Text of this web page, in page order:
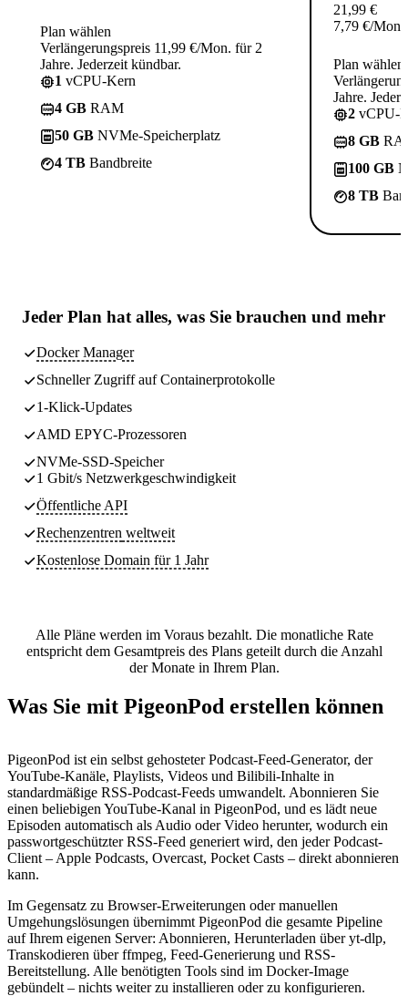
Plan wählen
Verlängerungspreis 11,99 €/Mon. für 2
Jahre. Jederzeit kündbar.
1 vCPU-Kern
4 GB RAM
50 GB NVMe-Speicherplatz
4 TB Bandbreite
21,99 €
7,79 €/Mon.
Plan wählen
Jahre.
2 vCPU-
8 GB
100 GB
8 TB
Jeder Plan hat alles, was Sie brauchen und mehr
Docker Manager
Schneller Zugriff auf Containerprotokolle
1-Klick-Updates
AMD EPYC-Prozessoren
NVMe-SSD-Speicher
1 Gbit/s Netzwerkgeschwindigkeit
Öffentliche API
Rechenzentren weltweit
Kostenlose Domain für 1 Jahr
Alle Pläne werden im Voraus bezahlt. Die monatliche Rate
entspricht dem Gesamtpreis des Plans geteilt durch die Anzahl
der Monate in Ihrem Plan.
Was Sie mit PigeonPod erstellen können
PigeonPod ist ein selbst gehosteter Podcast-Feed-Generator, der
YouTube-Kanäle, Playlists, Videos und Bilibili-Inhalte in
standardmäßige RSS-Podcast-Feeds umwandelt. Abonnieren Sie
einen beliebigen YouTube-Kanal in PigeonPod, und es lädt neue
Episoden automatisch als Audio oder Video herunter, wodurch ein
passwortgeschützter RSS-Feed generiert wird, den jeder Podcast-
Client – Apple Podcasts, Overcast, Pocket Casts – direkt abonnieren
kann.
Im Gegensatz zu Browser-Erweiterungen oder manuellen
Umgehungslösungen übernimmt PigeonPod die gesamte Pipeline
auf Ihrem eigenen Server: Abonnieren, Herunterladen über yt-dlp,
Transkodieren über ffmpeg, Feed-Generierung und RSS-
Bereitstellung. Alle benötigten Tools sind im Docker-Image
gebündelt – nichts weiter zu installieren oder zu konfigurieren.